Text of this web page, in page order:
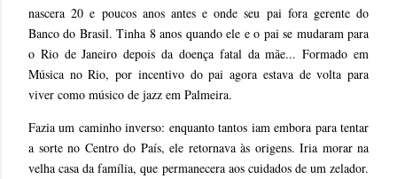
nascera 20 e poucos anos antes e onde seu pai fora gerente do
Banco do Brasil. Tinha 8 anos quando ele e o pai se mudaram para
o Rio de Janeiro depois da doença fatal da mãe... Formado em
Música no Rio, por incentivo do pai agora estava de volta para
viver como músico de jazz em Palmeira.
Fazia um caminho inverso: enquanto tantos iam embora para tentar
a sorte no Centro do País, ele retornava às origens. Iria morar na
velha casa da família, que permanecera aos cuidados de um zelador.